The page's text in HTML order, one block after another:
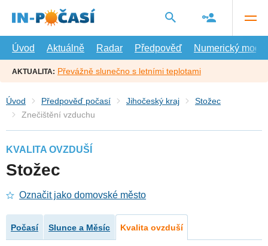
hlavní
Úvod
Aktuálně Radar Předpověď Numerický model
AKTUALITA: Převážně slunečno s letními teplotami
Úvod Předpověď počasí Jihočeský kraj
Stožec
Znečištění vzduchu
KVALITA OVZDUŠÍ
Stožec
Označit jako domovské město
Počasí Slunce a Měsíc Kvalita ovzduší